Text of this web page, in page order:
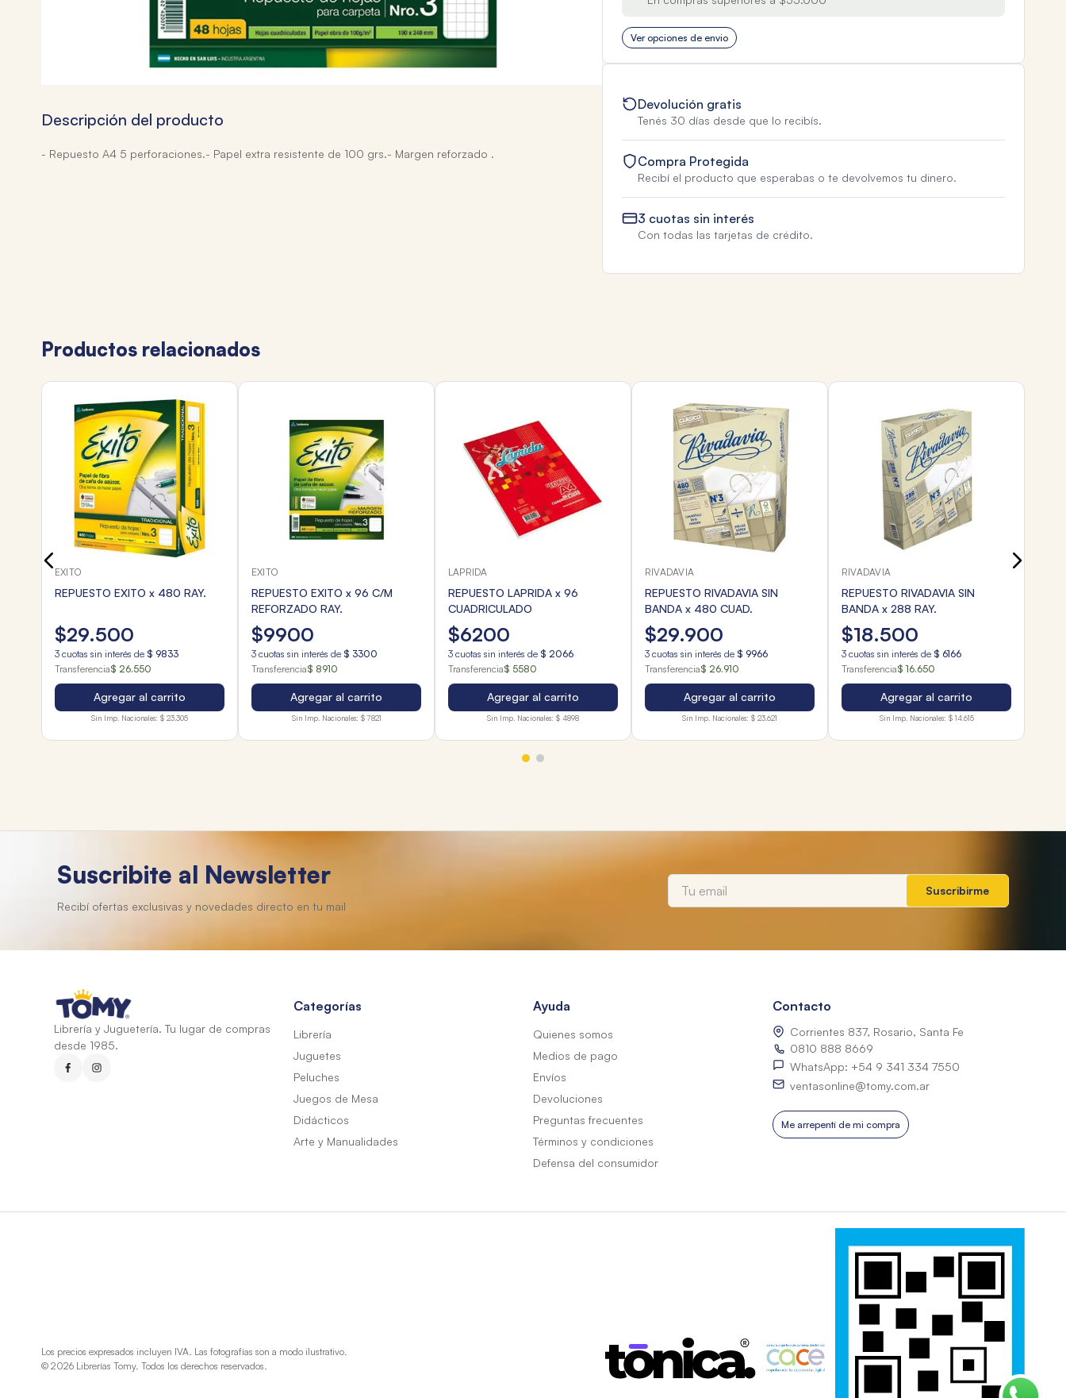
Descripción del producto
- Repuesto A4 5 perforaciones.- Papel extra resistente de 100 grs.- Margen reforzado .
Ver opciones de envio
Devolución gratis
Tenés 30 días desde que lo recibís.
Compra Protegida
Recibí el producto que esperabas o te devolvemos tu dinero.
3 cuotas sin interés
Con todas las tarjetas de crédito.
Productos relacionados
EXITO
REPUESTO EXITO x 480 RAY.
$29.500
3 cuotas sin interés de $ 9833
Transferencia$ 26.550
Agregar al carrito
Sin Imp. Nacionales: $ 23.305
EXITO
REPUESTO EXITO x 96 C/M
REFORZADO RAY.
$9900
3 cuotas sin interés de $ 3300
Transferencia$ 8910
Agregar al carrito
Sin Imp. Nacionales: $ 7821
LAPRIDA
REPUESTO LAPRIDA x 96
CUADRICULADO
$6200
3 cuotas sin interés de $ 2066
Transferencia$ 5580
Agregar al carrito
Sin Imp. Nacionales: $ 4898
RIVADAVIA
REPUESTO RIVADAVIA SIN
BANDA x 480 CUAD.
$29.900
3 cuotas sin interés de $ 9966
Transferencia$ 26.910
Agregar al carrito
Sin Imp. Nacionales: $ 23.621
RIVADAVIA
REPUESTO RIVADAVIA SIN
BANDA x 288 RAY.
$18.500
3 cuotas sin interés de $ 6166
Transferencia$ 16.650
Agregar al carrito
Sin Imp. Nacionales: $ 14.615
Suscribite al Newsletter
Suscribirme
Librería y Juguetería. Tu lugar de compras
desde 1985.
Categorías
Librería
Juguetes
Peluches
Juegos de Mesa
Didácticos
Arte y Manualidades
Ayuda
Quienes somos
Medios de pago
Envíos
Devoluciones
Preguntas frecuentes
Términos y condiciones
Defensa del consumidor
Contacto
Corrientes 837, Rosario, Santa Fe
0810 888 8669
WhatsApp: +54 9 341 334 7550
ventasonline@tomy.com.ar
Me arrepentí de mi compra
Los precios expresados incluyen IVA. Las fotografías son a modo ilustrativo.
© 2026 Librerías Tomy. Todos los derechos reservados.